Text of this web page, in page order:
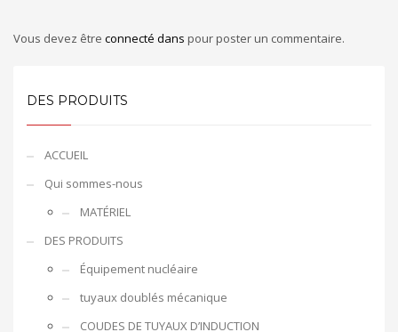
Vous devez être connecté dans pour poster un commentaire.
DES PRODUITS
ACCUEIL
Qui sommes-nous
MATÉRIEL
DES PRODUITS
Équipement nucléaire
tuyaux doublés mécanique
COUDES DE TUYAUX D’INDUCTION